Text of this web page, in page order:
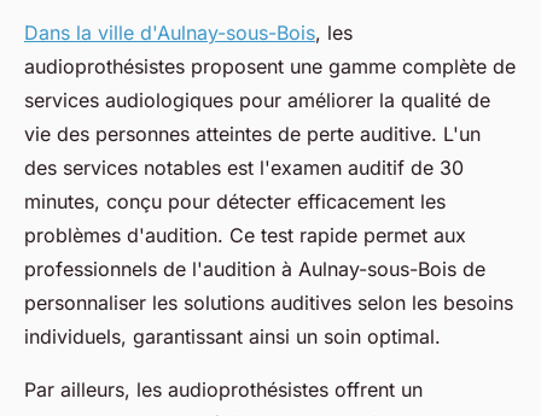
Dans la ville d'Aulnay-sous-Bois, les
audioprothésistes proposent une gamme complète de
services audiologiques pour améliorer la qualité de
vie des personnes atteintes de perte auditive. L'un
des services notables est l'examen auditif de 30
minutes, conçu pour détecter efficacement les
problèmes d'audition. Ce test rapide permet aux
professionnels de l'audition à Aulnay-sous-Bois de
personnaliser les solutions auditives selon les besoins
individuels, garantissant ainsi un soin optimal.
Par ailleurs, les audioprothésistes offrent un